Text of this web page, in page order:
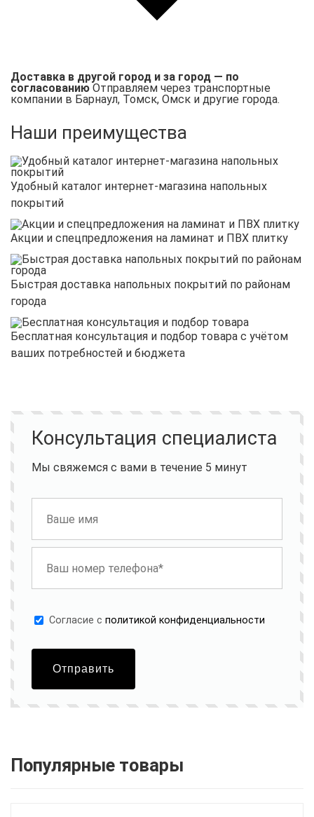
Доставка в другой город и за город — по
согласованию Отправляем через транспортные
компании в Барнаул, Томск, Омск и другие города.
Наши преимущества
Удобный каталог интернет-магазина напольных
покрытий
Акции и спецпредложения на ламинат и ПВХ плитку
Быстрая доставка напольных покрытий по районам
города
Бесплатная консультация и подбор товара с учётом
ваших потребностей и бюджета
Консультация специалиста
Мы свяжемся с вами в течение 5 минут
Cогласие сполитикой конфиденциальности
Отправить
Популярные товары